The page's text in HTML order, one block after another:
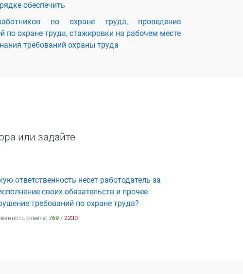
обеспечить
по охране труда, проведение
по охране труда, стажировки на рабочем месте
требований охраны труда
или задайте
ответственность несет работодатель за
своих обязательств и прочее
требований по охране труда?
ответа: 769 / 2230